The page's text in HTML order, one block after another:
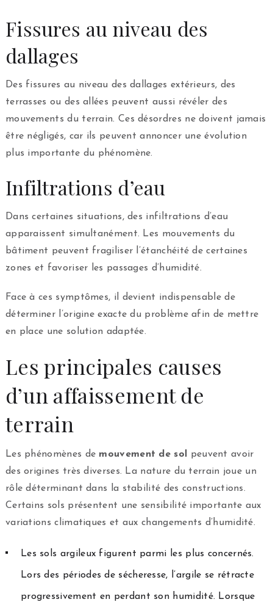
Fissures au niveau des
dallages
Des fissures au niveau des dallages extérieurs, des
terrasses ou des allées peuvent aussi révéler des
mouvements du terrain. Ces désordres ne doivent jamais
être négligés, car ils peuvent annoncer une évolution
plus importante du phénomène.
Infiltrations d’eau
Dans certaines situations, des infiltrations d’eau
apparaissent simultanément. Les mouvements du
bâtiment peuvent fragiliser l’étanchéité de certaines
zones et favoriser les passages d’humidité.
Face à ces symptômes, il devient indispensable de
déterminer l’origine exacte du problème afin de mettre
en place une solution adaptée.
Les principales causes
d’un affaissement de
terrain
Les phénomènes de mouvement de sol
peuvent avoir
des origines très diverses. La nature du terrain joue un
rôle déterminant dans la stabilité des constructions.
Certains sols présentent une sensibilité importante aux
variations climatiques et aux changements d’humidité.
Les sols argileux figurent parmi les plus concernés.
Lors des périodes de sécheresse, l’argile se rétracte
progressivement en perdant son humidité. Lorsque